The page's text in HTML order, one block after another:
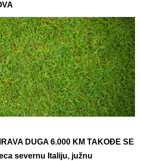
DUGA 6.000 KM TAKOĐE SE
severnu Italiju, južnu